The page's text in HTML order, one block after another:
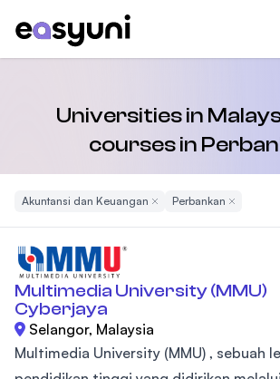
Universities in
courses in
Akuntansi dan Keuangan Remove Filter
Perbankan Remove
Multimedia University (MMU)
Cyberjaya
Selangor, Malaysia
Multimedia University (MMU) , sebuah